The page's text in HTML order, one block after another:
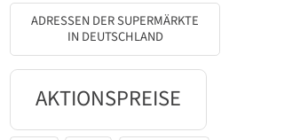
ADRESSEN DER SUPERMÄRKTE
IN DEUTSCHLAND
AKTIONSPREISE